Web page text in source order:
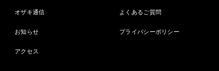
オザキ通信
お知らせ
アクセス
よくあるご質問
プライバシーポリシー